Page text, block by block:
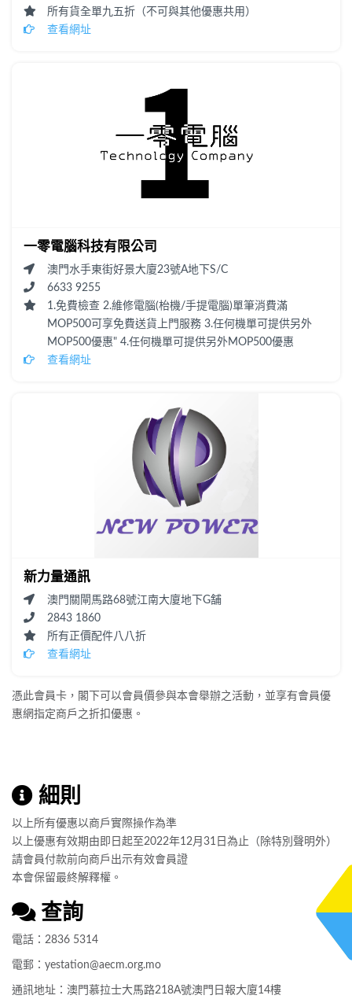
所有貨全單九五折（不可與其他優惠共用）
查看網址
一零電腦科技有限公司
澳門水手東街好景大廈23號A地下S/C
6633 9255
1.免費檢查 2.維修電腦(枱機/手提電腦)單筆消費滿
MOP500可享免費送貨上門服務 3.任何機單可提供另外
MOP500優惠" 4.任何機單可提供另外MOP500優惠
查看網址
新力量通訊
澳門關閘馬路68號江南大廈地下G舗
2843 1860
所有正價配件八八折
查看網址
憑此會員卡，閣下可以會員價參與本會舉辦之活動，並享有會員優
惠網指定商戶之折扣優惠。
細則
以上所有優惠以商戶實際操作為準
以上優惠有效期由即日起至2022年12月31日為止（除特別聲明外）
請會員付款前向商戶出示有效會員證
本會保留最終解釋權。
查詢
電話：2836 5314
電郵： yestation@aecm.org.mo
通訊地址：澳門慕拉士大馬路218A號澳門日報大廈14樓